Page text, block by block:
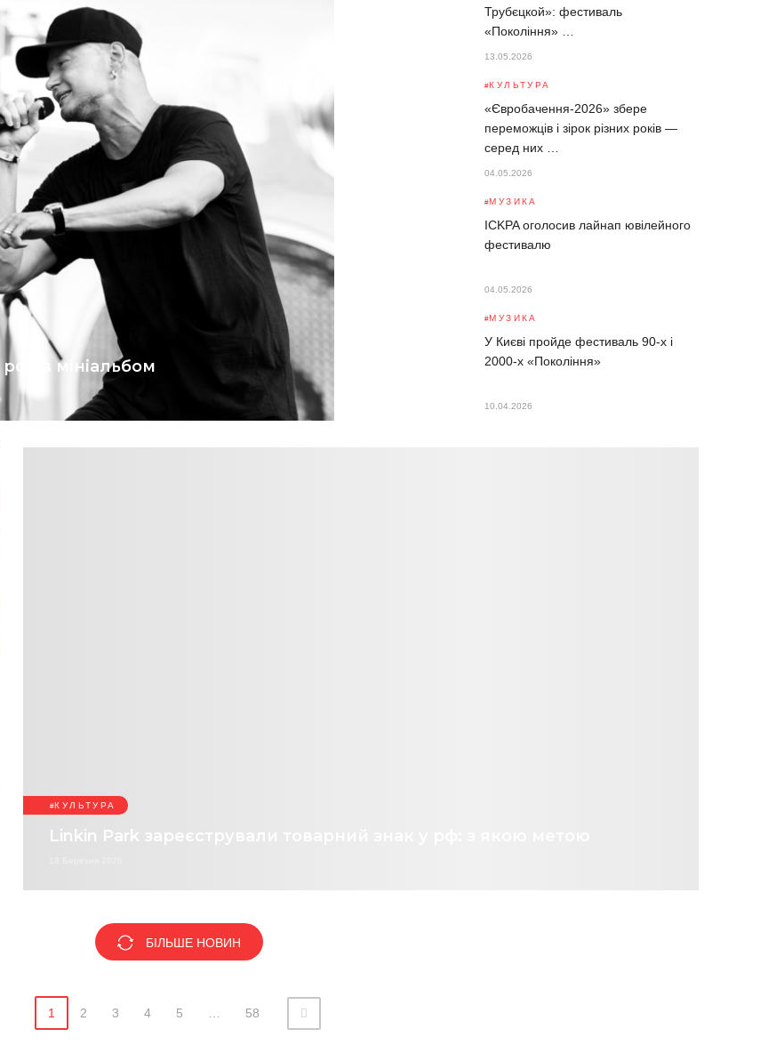
мініальбом
Трубєцкой»: фестиваль
«Покоління» …
13.05.2026
КУЛЬТУРА
«Євробачення-2026» збере
переможців і зірок різних років —
серед них …
04.05.2026
МУЗИКА
ICKPA оголосив лайнап ювілейного
фестивалю
04.05.2026
МУЗИКА
У Києві пройде фестиваль 90-х і
2000-х «Покоління»
10.04.2026
КУЛЬТУРА
Linkin Park зареєстрували товарний знак у рф: з якою метою
БІЛЬШЕ НОВИН
1 2 3 4 5 58